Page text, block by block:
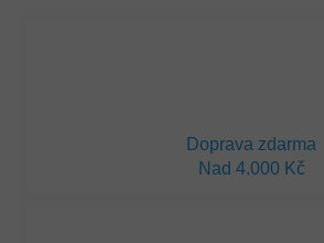
Doprava zdarma
Nad 4.000 Kč